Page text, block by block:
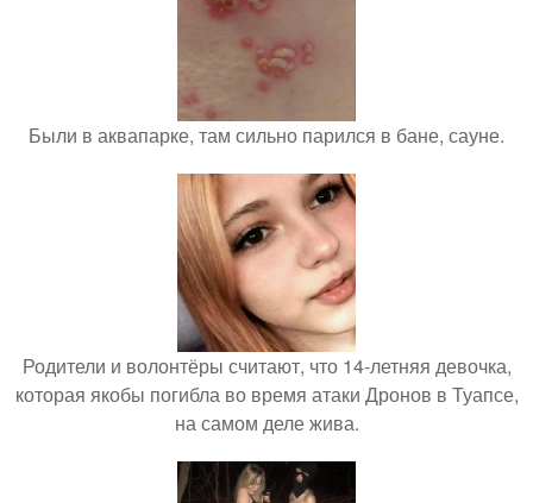
Были в аквапарке, там сильно парился в бане, сауне.
Родители и волонтёры считают, что 14-летняя девочка,
которая якобы погибла во время атаки Дронов в Туапсе,
на самом деле жива.